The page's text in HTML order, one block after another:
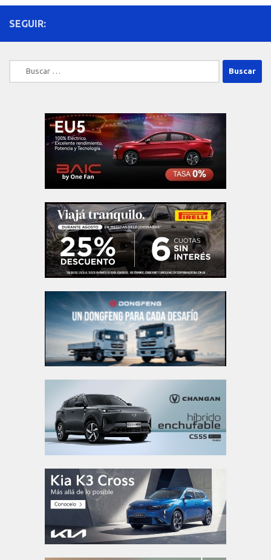
SEGUIR:
Buscar: